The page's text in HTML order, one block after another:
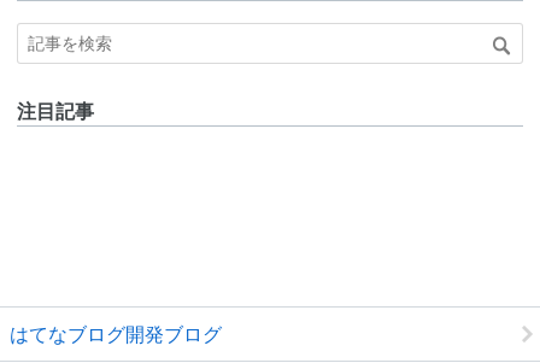
注目記事
はてなブログ開発ブログ